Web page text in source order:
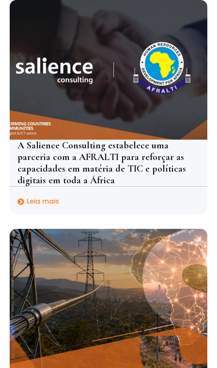
A Salience Consulting estabelece uma
parceria com a AFRALTI para reforçar as
capacidades em matéria de TIC e políticas
digitais em toda a África
Leia mais